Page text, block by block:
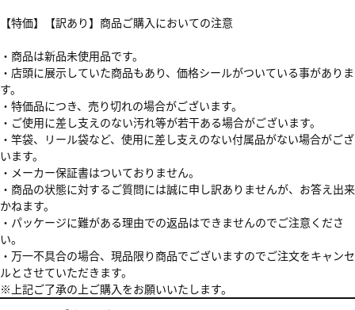
【特価】【訳あり】商品ご購入においての注意
・商品は新品未使用品です。
・店頭に展示していた商品もあり、価格シールがついている事がありま
す。
・特価品につき、売り切れの場合がございます。
・ご使用に差し支えのない汚れ等が若干ある場合がございます。
・竿袋、リール袋など、使用に差し支えのない付属品がない場合がござ
います。
・メーカー保証書はついておりません。
・商品の状態に対するご質問には誠に申し訳ありませんが、お答え出来
かねます。
・パッケージに難がある理由での返品はできませんのでご注意くださ
い。
・万一不具合の場合、現品限り商品でございますのでご注文をキャンセ
ルとさせていただきます。
※上記ご了承の上ご購入をお願いいたします。